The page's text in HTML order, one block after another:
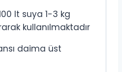
lt suya 1-3 kg
kullanılmaktadır
daima üst